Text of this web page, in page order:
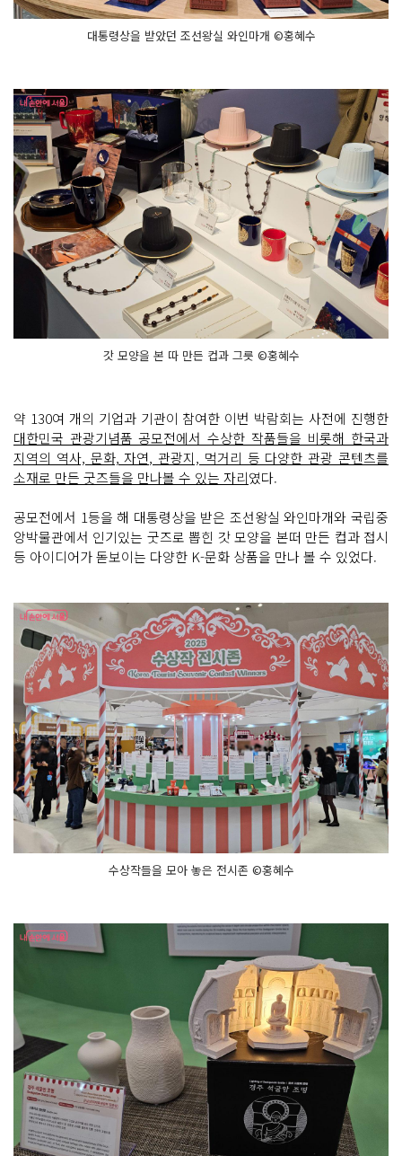
대통령상을 받았던 조선왕실 와인마개 ©홍혜수
갓 모양을 본 따 만든 컵과 그릇 ©홍혜수
약 130여 개의 기업과 기관이 참여한 이번 박람회는 사전에 진행한
대한민국 관광기념품 공모전에서 수상한 작품들을 비롯해 한국과
지역의 역사, 문화, 자연, 관광지, 먹거리 등 다양한 관광 콘텐츠를
소재로 만든 굿즈들을 만나볼 수 있는 자리였다.
공모전에서 1등을 해 대통령상을 받은 조선왕실 와인마개와 국립중
앙박물관에서 인기있는 굿즈로 뽑힌 갓 모양을 본떠 만든 컵과 접시
등 아이디어가 돋보이는 다양한 K-문화 상품을 만나 볼 수 있었다.
수상작들을 모아 놓은 전시존 ©홍혜수